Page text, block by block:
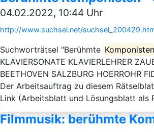
04.02.2022, 10:44 Uhr
http://www.suchsel.net/
Suchworträtsel "Berühmte
KLAVIERSONATE KLAVIERLEHRER
BEETHOVEN SALZBURG HOERROHR
Der Arbeitsauftrag zu diesem
Link (Arbeitsblatt und Lösungsblatt als
Filmmusik: berühmte